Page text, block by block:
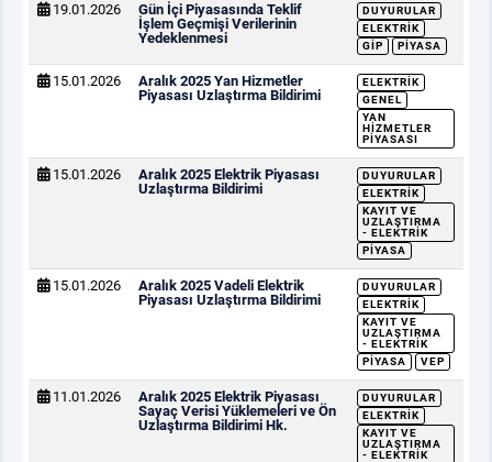
19.01.2026
Gün İçi Piyasasında Teklif
İşlem Geçmişi Verilerinin
Yedeklenmesi
DUYURULAR
ELEKTRIK
GİP
PIYASA
15.01.2026
Aralık 2025 Yan Hizmetler
Piyasası Uzlaştırma Bildirimi
ELEKTRIK
GENEL
YAN
HIZMETLER
PIYASASI
15.01.2026
Aralık 2025 Elektrik Piyasası
Uzlaştırma Bildirimi
DUYURULAR
ELEKTRIK
KAYIT VE
UZLAŞTIRMA
- ELEKTRIK
PIYASA
15.01.2026
Aralık 2025 Vadeli Elektrik
Piyasası Uzlaştırma Bildirimi
DUYURULAR
ELEKTRIK
KAYIT VE
UZLAŞTIRMA
- ELEKTRIK
PIYASA
VEP
11.01.2026
Aralık 2025 Elektrik Piyasası
Sayaç Verisi Yüklemeleri ve Ön
Uzlaştırma Bildirimi Hk.
DUYURULAR
ELEKTRIK
KAYIT VE
UZLAŞTIRMA
- ELEKTRIK